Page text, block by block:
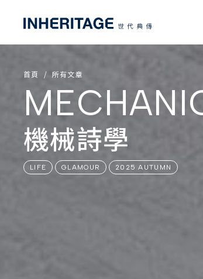
首頁 所有文章
機械詩學
LIFE GLAMOUR 2025 AUTUMN